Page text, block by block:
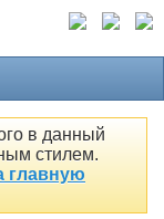
в данный
стилем.
главную